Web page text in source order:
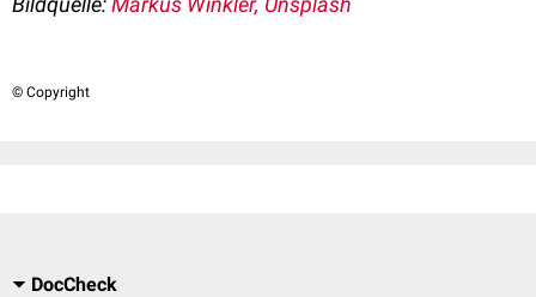
© Copyright
DocCheck